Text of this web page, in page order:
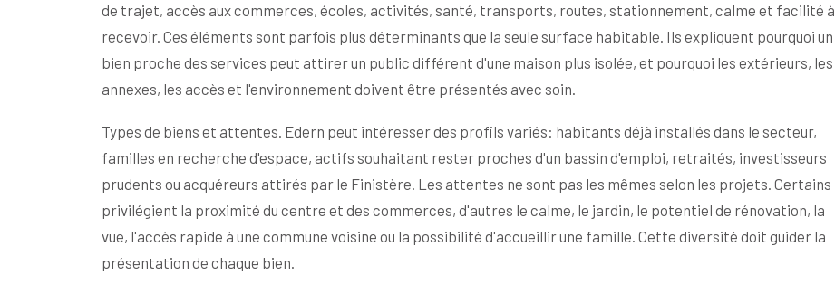
de trajet, accès aux commerces, écoles, activités, santé, transports, routes, stationnement, calme et facilité à
recevoir. Ces éléments sont parfois plus déterminants que la seule surface habitable. Ils expliquent pourquoi un
bien proche des services peut attirer un public différent d'une maison plus isolée, et pourquoi les extérieurs, les
annexes, les accès et l'environnement doivent être présentés avec soin.
Types de biens et attentes. Edern peut intéresser des profils variés: habitants déjà installés dans le secteur,
familles en recherche d'espace, actifs souhaitant rester proches d'un bassin d'emploi, retraités, investisseurs
prudents ou acquéreurs attirés par le Finistère. Les attentes ne sont pas les mêmes selon les projets. Certains
privilégient la proximité du centre et des commerces, d'autres le calme, le jardin, le potentiel de rénovation, la
vue, l'accès rapide à une commune voisine ou la possibilité d'accueillir une famille. Cette diversité doit guider la
présentation de chaque bien.